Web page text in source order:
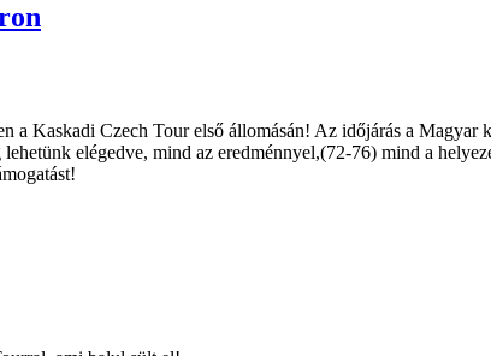
a Kaskadi Czech Tour első állomásán! Az időjárás a
elégedve, mind az eredménnyel,(72-76) mind a